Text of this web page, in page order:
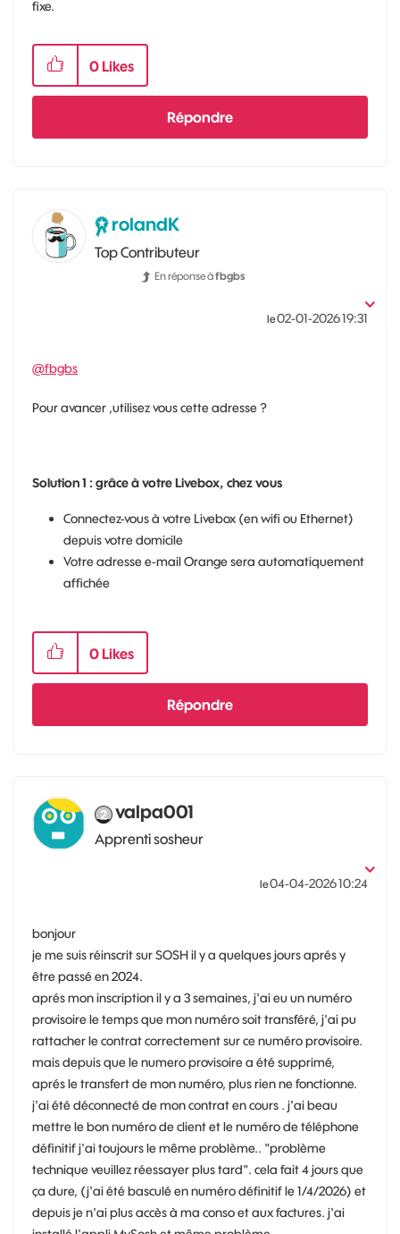
fixe.
0 Likes
Répondre
rolandK
Top Contributeur
En réponse àfbgbs
le‎02-01-202619:31
@fbgbs
Pour avancer ,utilisez vous cette adresse ?
Solution 1 : grâce à votre Livebox, chez vous
Connectez-vous à votre Livebox (en wifi ou Ethernet)
depuis votre domicile
Votre adresse e-mail Orange sera automatiquement
affichée
0 Likes
Répondre
valpa001
Apprenti sosheur
le‎04-04-202610:24
bonjour
je me suis réinscrit sur SOSH il y a quelques jours aprés y
être passé en 2024.
aprés mon inscription il y a 3 semaines, j'ai eu un numéro
provisoire le temps que mon numéro soit transféré, j'ai pu
rattacher le contrat correctement sur ce numéro provisoire.
mais depuis que le numero provisoire a été supprimé,
aprés le transfert de mon numéro, plus rien ne fonctionne.
j'ai été déconnecté de mon contrat en cours . j'ai beau
mettre le bon numéro de client et le numéro de téléphone
définitif j'ai toujours le même problème.. "problème
technique veuillez réessayer plus tard". cela fait 4 jours que
ça dure, (j'ai été basculé en numéro définitif le 1/4/2026) et
depuis je n'ai plus accès à ma conso et aux factures. j'ai